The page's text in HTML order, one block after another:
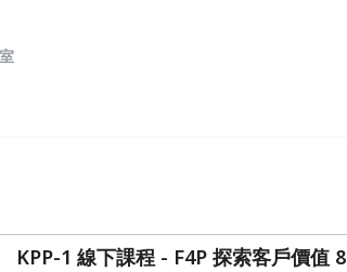
KPP-1 線下課程 - F4P 探索客戶價值 8